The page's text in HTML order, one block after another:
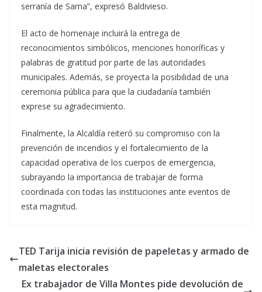
serranía de Sama”, expresó Baldivieso.
El acto de homenaje incluirá la entrega de
reconocimientos simbólicos, menciones honoríficas y
palabras de gratitud por parte de las autoridades
municipales. Además, se proyecta la posibilidad de una
ceremonia pública para que la ciudadanía también
exprese su agradecimiento.
Finalmente, la Alcaldía reiteró su compromiso con la
prevención de incendios y el fortalecimiento de la
capacidad operativa de los cuerpos de emergencia,
subrayando la importancia de trabajar de forma
coordinada con todas las instituciones ante eventos de
esta magnitud.
TED Tarija inicia revisión de papeletas y armado de
maletas electorales
Ex trabajador de Villa Montes pide devolución de